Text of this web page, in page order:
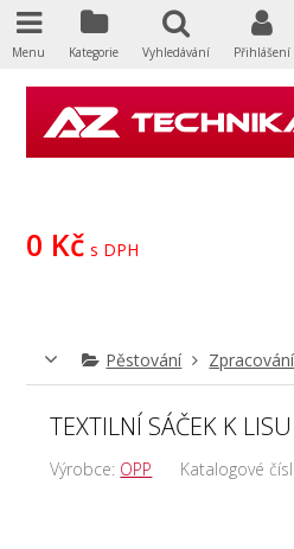
0 Kč s DPH
Pěstování
TEXTILNÍ SÁČEK K
Výrobce: OPP Katalogové
Menu Kategorie Vyhledávání Přihlášení